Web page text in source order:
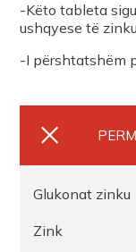
-Këto tableta
ushqyese të
-I përshtatshëm
Glukonat
Zink